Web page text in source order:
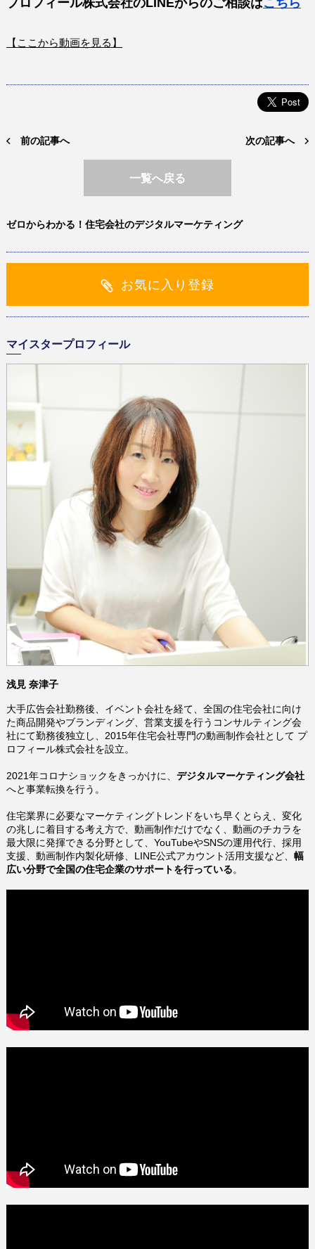
【ここから動画を見る】
前の記事へ 次の記事へ
一覧へ戻る
ゼロからわかる！住宅会社のデジタルマーケティング
お気に入り登録
マイスタープロフィール
浅見 奈津子
大手広告会社勤務後、イベント会社を経て、全国の住宅会社に向け
た商品開発やブランディング、営業支援を行うコンサルティング会
社にて勤務後独立し、2015年住宅会社専門の動画制作会社として プ
ロフィール株式会社を設立。
2021年コロナショックをきっかけに、 デジタルマーケティング会社
へと事業転換を行う。
住宅業界に必要なマーケティングトレンドをいち早くとらえ、 変化
の兆しに着目する考え方で、 動画制作だけでなく、動画のチカラを
最大限に発揮できる分野として、YouTubeやSNSの運用代行、採用
支援、動画制作内製化研修、LINE公式アカウント活用支援など、 幅
広い分野で全国の住宅企業のサポートを行っている。